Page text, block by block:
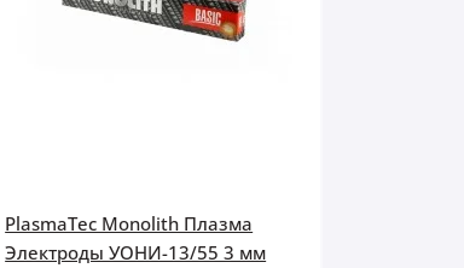
PlasmaTec Monolith Плазма
Электроды УОНИ-13/55 3 мм